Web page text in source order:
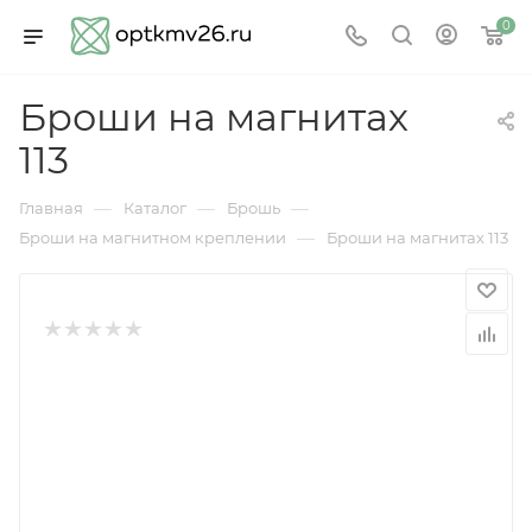
0
Броши на магнитах
113
Главная — Каталог — Брошь —
Броши на магнитном креплении — Броши на магнитах 113